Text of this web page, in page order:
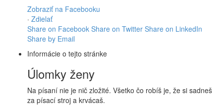
Zobraziť na Facebooku
· Zdielať
Share on Facebook Share on Twitter Share on LinkedIn
Share by Email
Informácie o tejto stránke
Úlomky ženy
Na písaní nie je nič zložité. Všetko čo robíš je, že si sadneš
za písací stroj a krvácaš.